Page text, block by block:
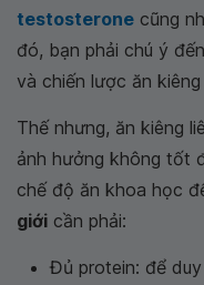
testosterone cũng
đó, bạn phải chú ý
và chiến lược ăn kiêng
Thế nhưng, ăn kiêng
ảnh hưởng không tốt
chế độ ăn khoa học
giới cần phải:
Đủ protein: để duy